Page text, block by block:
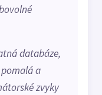
databáze,
a
zvyky